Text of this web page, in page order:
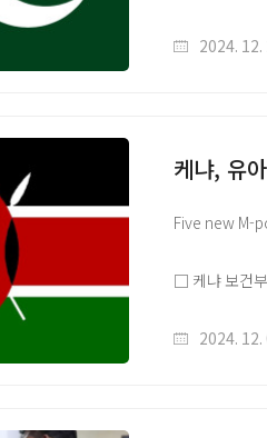
치쿤구니야 예
홈페이지
2024. 12.
케냐, 유
Five new M-
□ 케냐 보건
사이 15,257
2024. 12.